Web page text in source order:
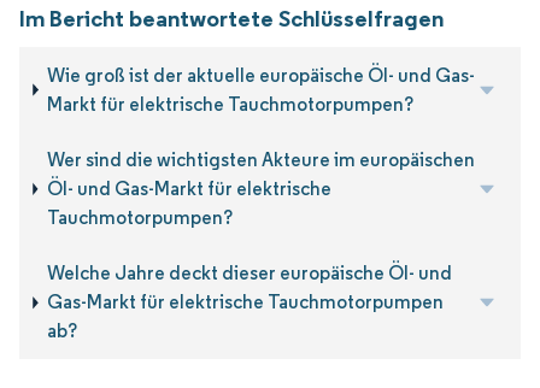
Im Bericht beantwortete Schlüsselfragen
Wie groß ist der aktuelle europäische Öl- und Gas-
Markt für elektrische Tauchmotorpumpen?
Wer sind die wichtigsten Akteure im europäischen
Öl- und Gas-Markt für elektrische
Tauchmotorpumpen?
Welche Jahre deckt dieser europäische Öl- und
Gas-Markt für elektrische Tauchmotorpumpen
ab?